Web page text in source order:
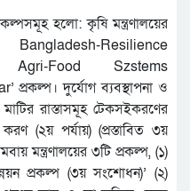
হলো: কৃষি মন্ত্রণালয়ের
Resilience
Food Szstems
দুর্যোগ ব্যবস্থাপনা ও
মাটির রাস্তাসমূহ টেকসইকরণের
(২য় পর্যায়) (প্রস্তাবিত ৩য়
মন্ত্রণালয়ের ৩টি প্রকল্প, (১)
প্রকল্প (৩য় সংশোধন)’ (২)